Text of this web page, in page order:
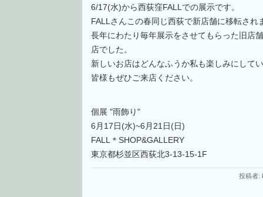
6/17(水)から西荻窪FALLでの展示です。
FALLさんこの春同じ西荻で新店舗に移転され
長年にわたり毎年展示をさせてもらった旧店
店でした。
新しいお店はどんなふうか私も楽しみにして
皆様もぜひご来店ください。
個展 "雨飾り"
6月17日(水)~6月21日(日)
FALL＊SHOP&GALLERY
東京都杉並区西荻北3-13-15-1F
投稿者: